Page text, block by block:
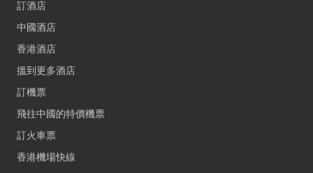
訂酒店
中國酒店
香港酒店
搵到更多酒店
訂機票
飛往中國的特價機票
訂火車票
香港機場快線